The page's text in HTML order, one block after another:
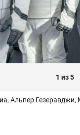
1 из 5
Альпер Гезеравджи,